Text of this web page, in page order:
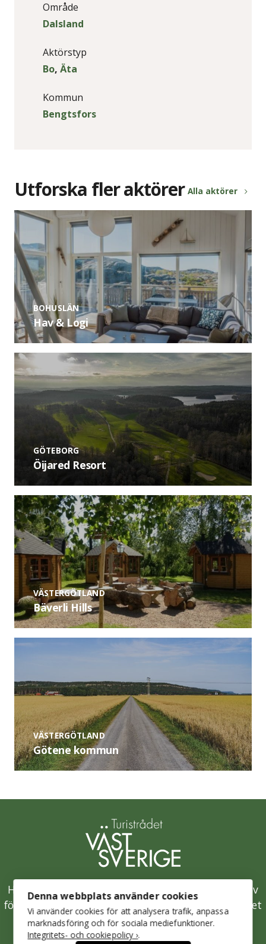
Område
Dalsland
Aktörstyp
Bo, Äta
Kommun
Bengtsfors
Utforska fler aktörer Alla aktörer
BOHUSLÄN
Hav & Logi
GÖTEBORG
Öijared Resort
VÄSTERGÖTLAND
Bäverli Hills
VÄSTERGÖTLAND
Götene kommun
Hållbarhetsklivet är Västsveriges samlade initiativ
för en hållbar besöksnäring och drivs av Turistrådet
Västsverige.
Denna webbplats använder cookies
Vi använder cookies för att analysera trafik, anpassa
marknadsföring och för sociala mediefunktioner.
Integritets- och cookiepolicy ›.